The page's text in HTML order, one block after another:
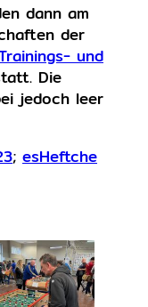
dann am
der
und
Die
jedoch leer
; esHeftche